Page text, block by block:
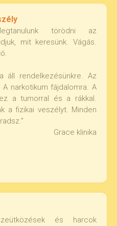
törödni az
mit keresünk. Vágás.
áll rendelkezésünkre. Az
narkotikum fájdalomra. A
a tumorral és a rákkal.
a fizikai veszélyt. Minden
Grace klinika
és harcok